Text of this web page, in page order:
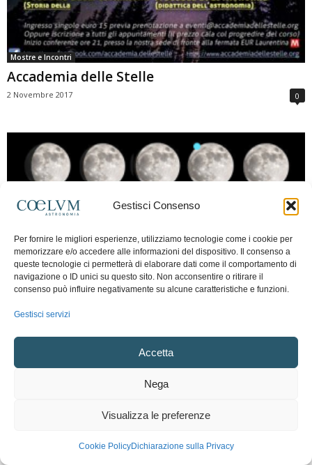
Gestisci Consenso
Per fornire le migliori esperienze, utilizziamo tecnologie come i cookie per
memorizzare e/o accedere alle informazioni del dispositivo. Il consenso a
queste tecnologie ci permetterà di elaborare dati come il comportamento di
navigazione o ID unici su questo sito. Non acconsentire o ritirare il
consenso può influire negativamente su alcune caratteristiche e funzioni.
Gestisci servizi
Accetta
Nega
Visualizza le preferenze
Cookie PolicyDichiarazione sulla Privacy
Mostre e Incontri
Accademia delle Stelle
2 Novembre 2017 0